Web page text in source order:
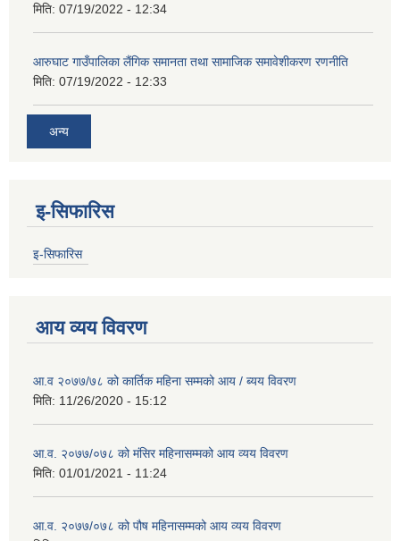
मिति: 07/19/2022 - 12:34
आरुघाट गाउँपालिका लैंगिक समानता तथा सामाजिक समावेशीकरण रणनीति
मिति: 07/19/2022 - 12:33
अन्य
इ-सिफारिस
इ-सिफारिस
आय व्यय विवरण
आ.व २०७७/७८ को कार्तिक महिना सम्मको आय / ब्यय विवरण
मिति: 11/26/2020 - 15:12
आ.व. २०७७/०७८ को मंसिर महिनासम्मको आय व्यय विवरण
मिति: 01/01/2021 - 11:24
आ.व. २०७७/०७८ को पौष महिनासम्मको आय व्यय विवरण